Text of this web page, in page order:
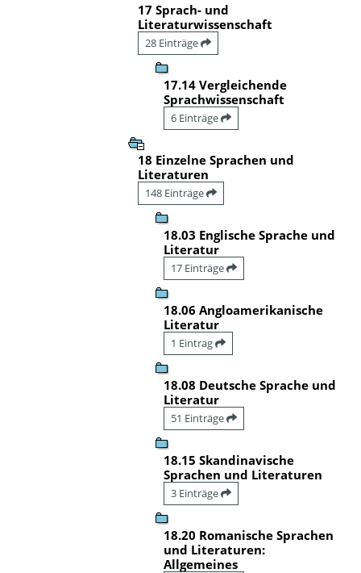
17 Sprach- und
Literaturwissenschaft
28 Einträge
17.14 Vergleichende
Sprachwissenschaft
6 Einträge
18 Einzelne Sprachen und
Literaturen
148 Einträge
18.03 Englische Sprache und
Literatur
17 Einträge
18.06 Angloamerikanische
Literatur
1 Eintrag
18.08 Deutsche Sprache und
Literatur
51 Einträge
18.15 Skandinavische
Sprachen und Literaturen
3 Einträge
18.20 Romanische Sprachen
und Literaturen:
Allgemeines